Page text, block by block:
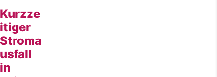
Kurzze
itiger
Stroma
usfall
in